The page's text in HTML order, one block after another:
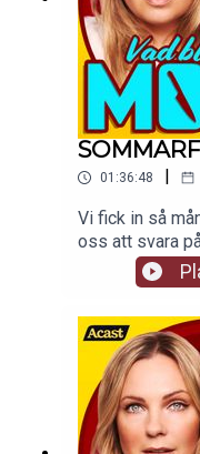
01:36:48 |
Vi fick in så
oss att svara
till
avsnitten
hela